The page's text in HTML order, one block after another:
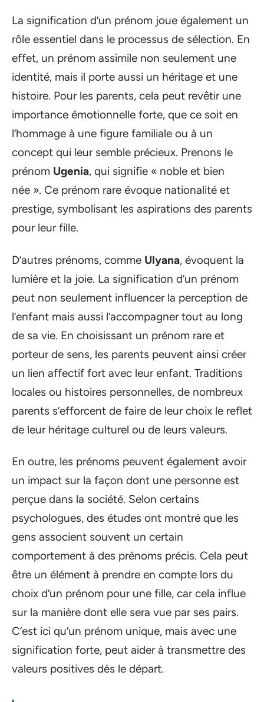
La signification d’un prénom joue également un
rôle essentiel dans le processus de sélection. En
effet, un prénom assimile non seulement une
identité, mais il porte aussi un héritage et une
histoire. Pour les parents, cela peut revêtir une
importance émotionnelle forte, que ce soit en
l’hommage à une figure familiale ou à un
concept qui leur semble précieux. Prenons le
prénom Ugenia, qui signifie « noble et bien
née ». Ce prénom rare évoque nationalité et
prestige, symbolisant les aspirations des parents
pour leur fille.
D’autres prénoms, comme Ulyana, évoquent la
lumière et la joie. La signification d’un prénom
peut non seulement influencer la perception de
l’enfant mais aussi l’accompagner tout au long
de sa vie. En choisissant un prénom rare et
porteur de sens, les parents peuvent ainsi créer
un lien affectif fort avec leur enfant. Traditions
locales ou histoires personnelles, de nombreux
parents s’efforcent de faire de leur choix le reflet
de leur héritage culturel ou de leurs valeurs.
En outre, les prénoms peuvent également avoir
un impact sur la façon dont une personne est
perçue dans la société. Selon certains
psychologues, des études ont montré que les
gens associent souvent un certain
comportement à des prénoms précis. Cela peut
être un élément à prendre en compte lors du
choix d’un prénom pour une fille, car cela influe
sur la manière dont elle sera vue par ses pairs.
C’est ici qu’un prénom unique, mais avec une
signification forte, peut aider à transmettre des
valeurs positives dès le départ.